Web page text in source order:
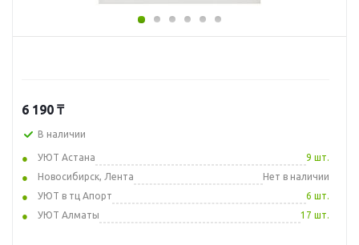
6 190 ₸
В наличии
УЮТ Астана
9 шт.
Новосибирск, Лента
Нет в наличии
УЮТ в тц Апорт
6 шт.
УЮТ Алматы
17 шт.